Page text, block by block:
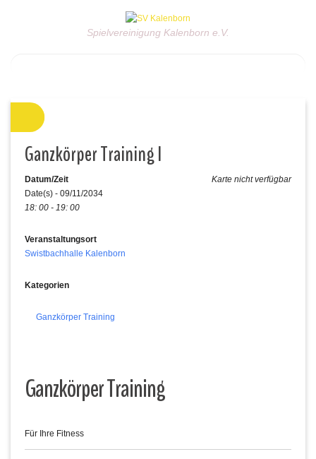
Spielvereinigung Kalenborn e.V.
Ganzkörper Training I
Karte nicht verfügbar
Datum/Zeit
Date(s) - 09/11/2034
18: 00 - 19: 00
Veranstaltungsort
Swistbachhalle Kalenborn
Kategorien
Ganzkörper Training
Ganzkörper Training
Für Ihre Fitness